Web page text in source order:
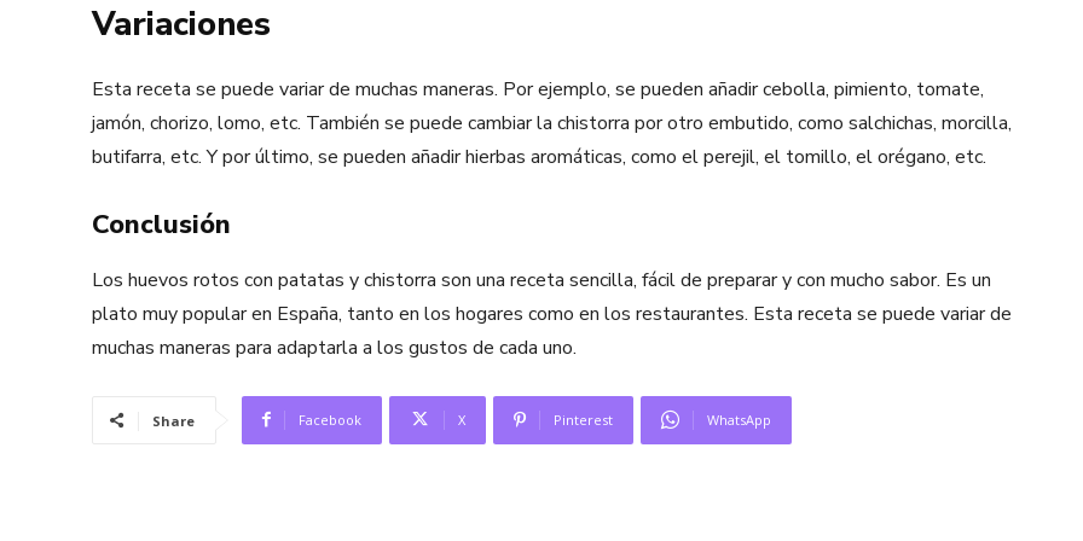
Variaciones
Esta receta se puede variar de muchas maneras. Por ejemplo, se pueden añadir cebolla, pimiento, tomate,
jamón, chorizo, lomo, etc. También se puede cambiar la chistorra por otro embutido, como salchichas, morcilla,
butifarra, etc. Y por último, se pueden añadir hierbas aromáticas, como el perejil, el tomillo, el orégano, etc.
Conclusión
Los huevos rotos con patatas y chistorra son una receta sencilla, fácil de preparar y con mucho sabor. Es un
plato muy popular en España, tanto en los hogares como en los restaurantes. Esta receta se puede variar de
muchas maneras para adaptarla a los gustos de cada uno.
Share Facebook X Pinterest WhatsApp